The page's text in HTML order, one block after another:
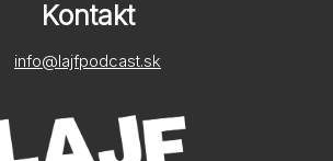
Kontakt
info@lajfpodcast.sk